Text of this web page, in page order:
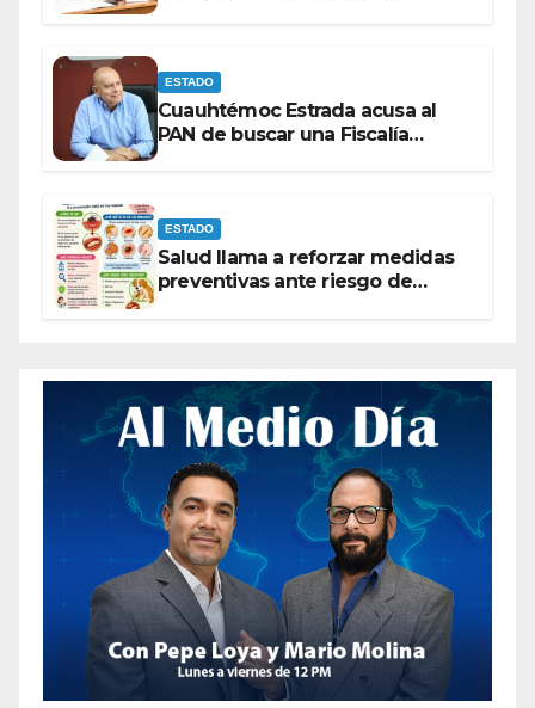
ESTADO
Cuauhtémoc Estrada acusa al
PAN de buscar una Fiscalía
ESTADO
Salud llama a reforzar medidas
preventivas ante riesgo de